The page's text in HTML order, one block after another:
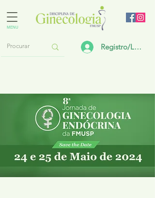
Registro/Login
MENU